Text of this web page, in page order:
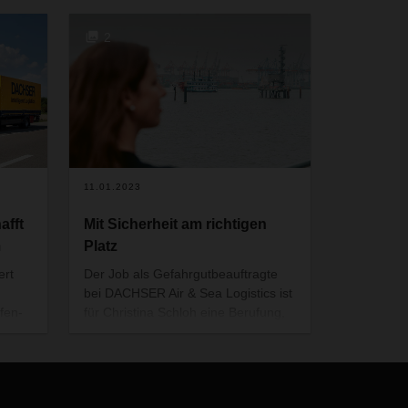
11.01.2023
Mit Sicherheit am richtigen
Platz
Der Job als Gefahrgutbeauftragte
bei DACHSER Air & Sea Logistics ist